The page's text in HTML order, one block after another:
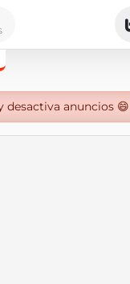
desactiva anuncios 😄